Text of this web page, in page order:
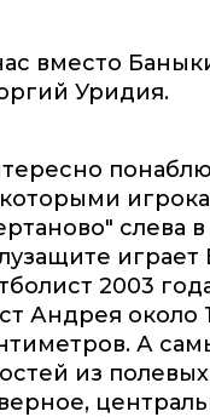
вместо
Уридия.
слева в
играет
2003
Андрея около
А
из